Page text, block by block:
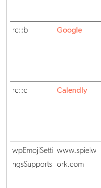
rc::b Google
rc::c Calendly
wpEmojiSetti
ngsSupports
www.spielw
ork.com